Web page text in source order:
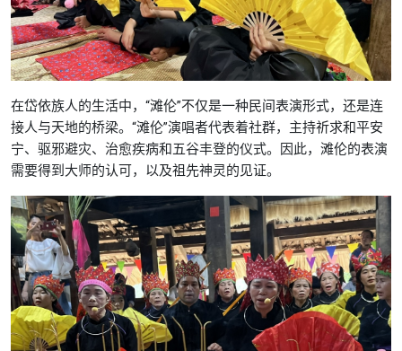
在岱依族人的生活中，“滩伦”不仅是一种民间表演形式，还是连
接人与天地的桥梁。“滩伦”演唱者代表着社群，主持祈求和平安
宁、驱邪避灾、治愈疾病和五谷丰登的仪式。因此，滩伦的表演
需要得到大师的认可，以及祖先神灵的见证。